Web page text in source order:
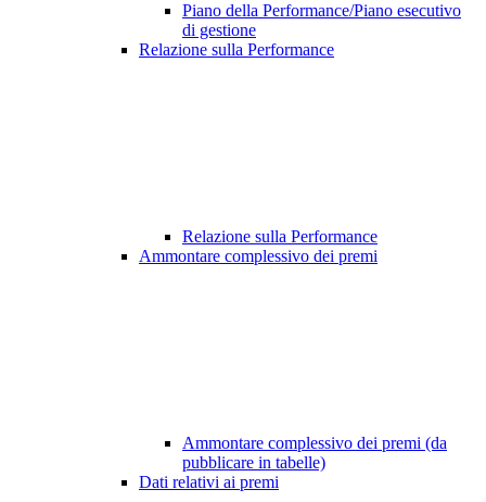
Piano della Performance/Piano esecutivo
di gestione
Relazione sulla Performance
Relazione sulla Performance
Ammontare complessivo dei premi
Ammontare complessivo dei premi (da
pubblicare in tabelle)
Dati relativi ai premi